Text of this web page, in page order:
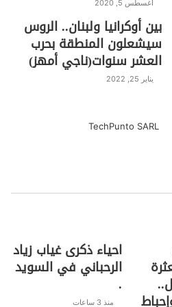
أغسطس 5, 2020
بين أوكرانيا ولبنان.. الروس
سيشعلون المنطقة بحرب
العشر سنوات(ناجي أمهز)
يناير 25, 2022
احياء ذكرى غياب زياد
الرحباني في السويد
.
منذ 3 ساعات